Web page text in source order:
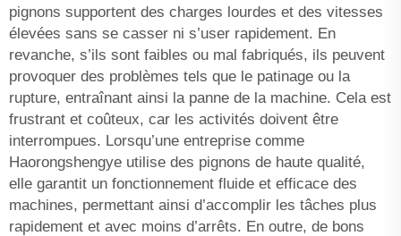
pignons supportent des charges lourdes et des vitesses
élevées sans se casser ni s’user rapidement. En
revanche, s’ils sont faibles ou mal fabriqués, ils peuvent
provoquer des problèmes tels que le patinage ou la
rupture, entraînant ainsi la panne de la machine. Cela est
frustrant et coûteux, car les activités doivent être
interrompues. Lorsqu’une entreprise comme
Haorongshengye utilise des pignons de haute qualité,
elle garantit un fonctionnement fluide et efficace des
machines, permettant ainsi d’accomplir les tâches plus
rapidement et avec moins d’arrêts. En outre, de bons